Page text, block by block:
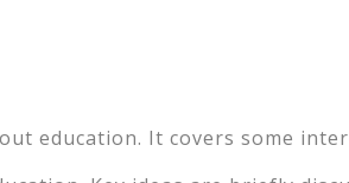
education. It covers some